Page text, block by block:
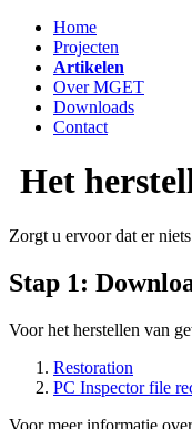
Home
Projecten
Artikelen
Over MGET
Downloads
Contact
Het
Zorgt u ervoor dat er
Stap 1:
Voor het herstellen van
Restoration
PC Inspector file
Voor meer informatie